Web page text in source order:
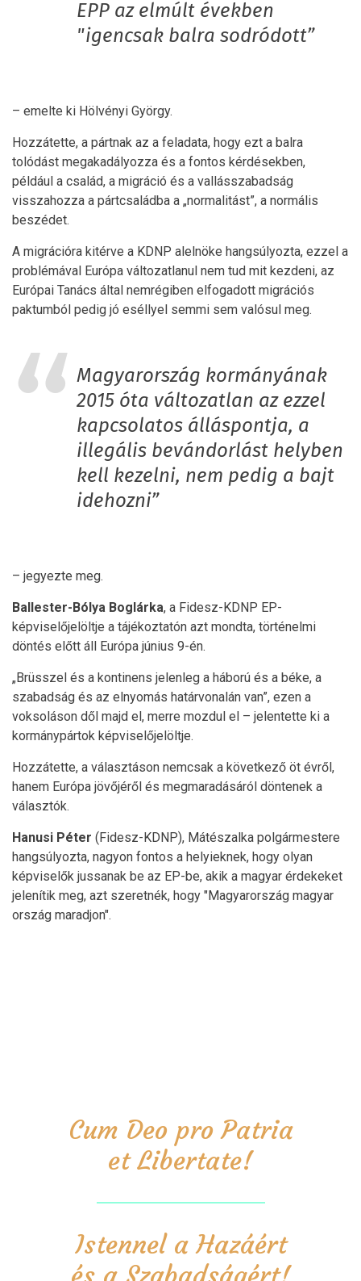
EPP az elmúlt években
"igencsak balra sodródott”
– emelte ki Hölvényi György.
Hozzátette, a pártnak az a feladata, hogy ezt a balra
tolódást megakadályozza és a fontos kérdésekben,
például a család, a migráció és a vallásszabadság
visszahozza a pártcsaládba a „normalitást”, a normális
beszédet.
A migrációra kitérve a KDNP alelnöke hangsúlyozta, ezzel a
problémával Európa változatlanul nem tud mit kezdeni, az
Európai Tanács által nemrégiben elfogadott migrációs
paktumból pedig jó eséllyel semmi sem valósul meg.
Magyarország kormányának
2015 óta változatlan az ezzel
kapcsolatos álláspontja, a
illegális bevándorlást helyben
kell kezelni, nem pedig a bajt
idehozni”
– jegyezte meg.
Ballester-Bólya Boglárka, a Fidesz-KDNP EP-
képviselőjelöltje a tájékoztatón azt mondta, történelmi
döntés előtt áll Európa június 9-én.
„Brüsszel és a kontinens jelenleg a háború és a béke, a
szabadság és az elnyomás határvonalán van”, ezen a
voksoláson dől majd el, merre mozdul el – jelentette ki a
kormánypártok képviselőjelöltje.
Hozzátette, a választáson nemcsak a következő öt évről,
hanem Európa jövőjéről és megmaradásáról döntenek a
választók.
Hanusi Péter (Fidesz-KDNP), Mátészalka polgármestere
hangsúlyozta, nagyon fontos a helyieknek, hogy olyan
képviselők jussanak be az EP-be, akik a magyar érdekeket
jelenítik meg, azt szeretnék, hogy "Magyarország magyar
ország maradjon".
Cum Deo pro Patria
et Libertate!
Istennel a Hazáért